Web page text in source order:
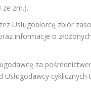
ze zm.).
Usługobiorcę zbiór
informacje o
za